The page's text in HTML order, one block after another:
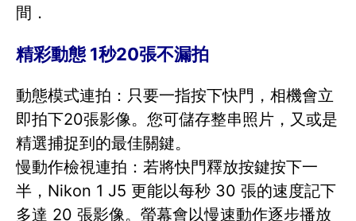
間．
精彩動態 1秒20張不漏拍
動態模式連拍：只要一指按下快門，相機會立
即拍下20張影像。您可儲存整串照片，又或是
精選捕捉到的最佳關鍵。
慢動作檢視連拍：若將快門釋放按鍵按下一
半，Nikon 1 J5 更能以每秒 30 張的速度記下
多達 20 張影像。螢幕會以慢速動作逐步播放